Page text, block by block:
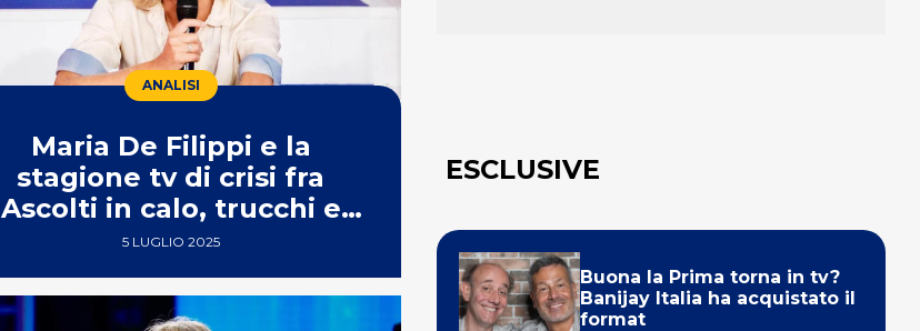
ANALISI
Maria De Filippi e la
stagione tv di crisi fra
Ascolti in calo, trucchi e
polemiche
5 LUGLIO 2025
ESCLUSIVE
Buona la Prima torna in tv?
Banijay Italia ha acquistato il
format